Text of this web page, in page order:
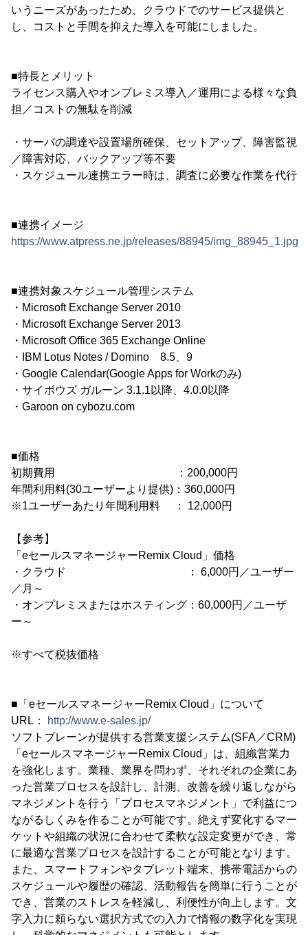
いうニーズがあったため、クラウドでのサービス提供と
し、コストと手間を抑えた導入を可能にしました。
■特長とメリット
ライセンス購入やオンプレミス導入／運用による様々な負
担／コストの無駄を削減
・サーバの調達や設置場所確保、セットアップ、障害監視
／障害対応、バックアップ等不要
・スケジュール連携エラー時は、調査に必要な作業を代行
■連携イメージ
https://www.atpress.ne.jp/releases/88945/img_88945_1.jpg
■連携対象スケジュール管理システム
・Microsoft Exchange Server 2010
・Microsoft Exchange Server 2013
・Microsoft Office 365 Exchange Online
・IBM Lotus Notes / Domino 8.5、9
・Google Calendar(Google Apps for Workのみ)
・サイボウズ ガルーン 3.1.1以降、4.0.0以降
・Garoon on cybozu.com
■価格
初期費用 ：200,000円
年間利用料(30ユーザーより提供)：360,000円
※1ユーザーあたり年間利用料 ： 12,000円
【参考】
「eセールスマネージャーRemix Cloud」価格
・クラウド ： 6,000円／ユーザー
／月～
・オンプレミスまたはホスティング：60,000円／ユーザ
ー～
※すべて税抜価格
■「eセールスマネージャーRemix Cloud」について
URL：
http://www.e-sales.jp/
ソフトブレーンが提供する営業支援システム(SFA／CRM)
「eセールスマネージャーRemix Cloud」は、組織営業力
を強化します。業種、業界を問わず、それぞれの企業にあ
った営業プロセスを設計し、計測、改善を繰り返しながら
マネジメントを行う「プロセスマネジメント」で利益につ
ながるしくみを作ることが可能です。絶えず変化するマー
ケットや組織の状況に合わせて柔軟な設定変更ができ、常
に最適な営業プロセスを設計することが可能となります。
また、スマートフォンやタブレット端末、携帯電話からの
スケジュールや履歴の確認、活動報告を簡単に行うことが
でき、営業のストレスを軽減し、利便性が向上します。文
字入力に頼らない選択方式での入力で情報の数字化を実現